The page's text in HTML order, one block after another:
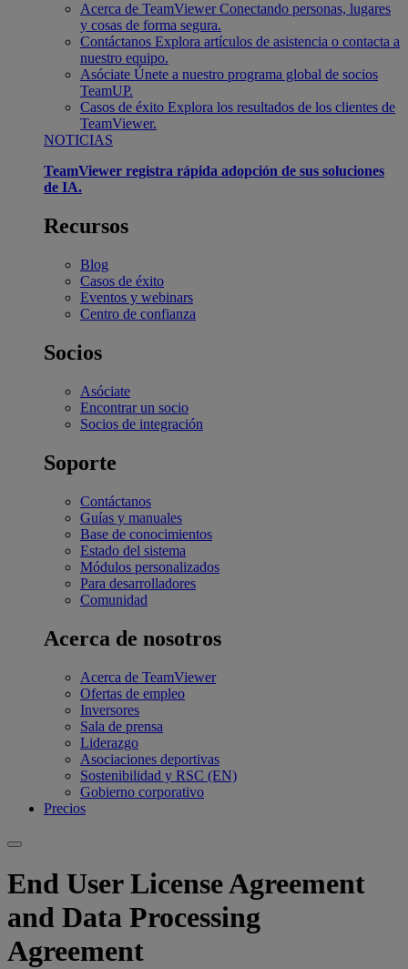
Acerca de TeamViewer Conectando personas, lugares
y cosas de forma segura.
Contáctanos Explora artículos de asistencia o contacta a
nuestro equipo.
Asóciate Únete a nuestro programa global de socios
TeamUP.
Casos de éxito Explora los resultados de los clientes de
TeamViewer.
NOTICIAS
TeamViewer registra rápida adopción de sus soluciones
de IA.
Recursos
Blog
Casos de éxito
Eventos y webinars
Centro de confianza
Socios
Asóciate
Encontrar un socio
Socios de integración
Soporte
Contáctanos
Guías y manuales
Base de conocimientos
Estado del sistema
Módulos personalizados
Para desarrolladores
Comunidad
Acerca de nosotros
Acerca de TeamViewer
Ofertas de empleo
Inversores
Sala de prensa
Liderazgo
Asociaciones deportivas
Sostenibilidad y RSC (EN)
Gobierno corporativo
Precios
End User License Agreement
and Data Processing
Agreement